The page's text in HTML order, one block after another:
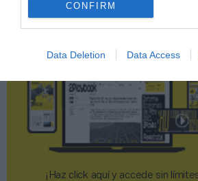
CONFIRM
Data Deletion Data Access
¡Haz click aquí y accede sin